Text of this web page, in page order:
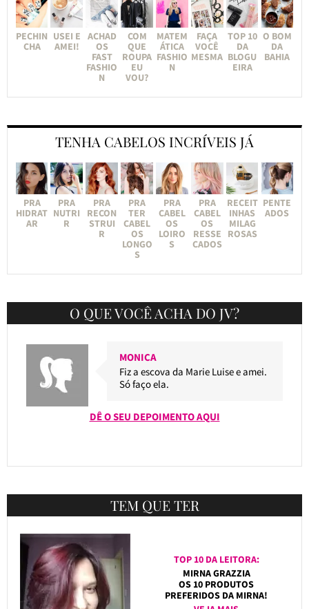
PECHIN
CHA
USEI E
AMEI!
ACHAD
OS
FAST
FASHIO
N
COM
QUE
ROUPA
EU
VOU?
MATEM
ÁTICA
FASHIO
N
FAÇA
VOCÊ
MESMA
TOP 10
DA
BLOGU
EIRA
O BOM
DA
BAHIA
TENHA CABELOS INCRÍVEIS JÁ
PRA
HIDRAT
AR
PRA
NUTRI
R
PRA
RECON
STRUI
R
PRA
TER
CABEL
OS
LONGO
S
PRA
CABEL
OS
LOIRO
S
PRA
CABEL
OS
RESSE
CADOS
RECEIT
INHAS
MILAG
ROSAS
PENTE
ADOS
O QUE VOCÊ ACHA DO JV?
MONICA
Fiz a escova da Marie Luise e amei.
Só faço ela.
DÊ O SEU DEPOIMENTO AQUI
TEM QUE TER
TOP 10 DA LEITORA:
MIRNA GRAZZIA
OS 10 PRODUTOS
PREFERIDOS DA MIRNA!